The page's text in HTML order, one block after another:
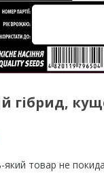
гібрид,
який товар не